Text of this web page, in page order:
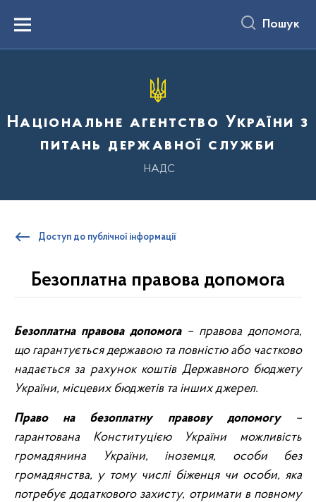
вмістуMenu Пошук
Національне агентство України з
питань державної служби
НАДС
Доступ до публічної інформації
Безоплатна правова допомога
Безоплатна правова допомога – правова допомога,
що гарантується державою та повністю або частково
надається за рахунок коштів Державного бюджету
України, місцевих бюджетів та інших джерел.
Право на безоплатну правову допомогу–
гарантована Конституцією України можливість
громадянина України, іноземця, особи без
громадянства, у тому числі біженця чи особи, яка
потребує додаткового захисту, отримати в повному